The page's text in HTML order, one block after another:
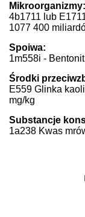
Mikroorganizmy:
4b1711 lub
1077 400
Spoiwa:
1m558i -
Środki
E559 Glinka
mg/kg
Substancje
1a238 Kwas